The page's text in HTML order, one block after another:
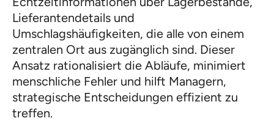
Lieferantendetails und
Umschlagshäufigkeiten, die alle von einem
zentralen Ort aus zugänglich sind. Dieser
Ansatz rationalisiert die Abläufe, minimiert
menschliche Fehler und hilft Managern,
strategische Entscheidungen effizient zu
treffen.